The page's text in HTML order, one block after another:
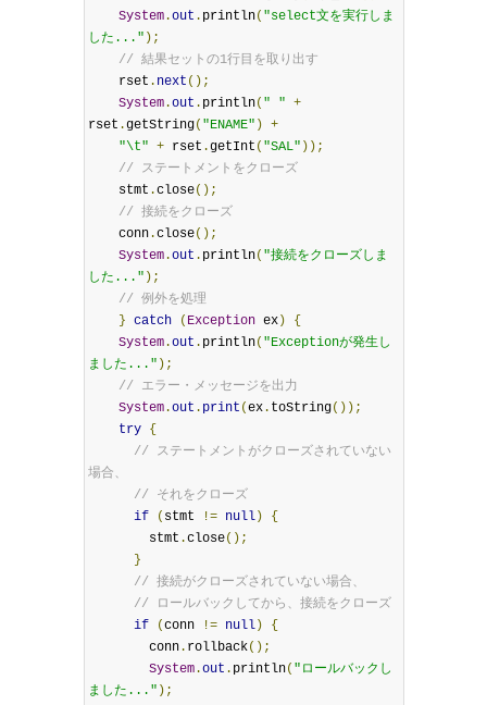
System.out . println( "select文を実行しま
した..." );
// 結果セットの1行目を取り出す
    rset
. next ();
System.out . println( " " +
rset .getString( "ENAME" ) +
"\t" + rset .getInt ( "SAL" ));
// ステートメントをクローズ
    stmt
.close();
// 接続をクローズ
    conn
.close();
System.out . println( "接続をクローズしま
した..." );
// 例外を処理
} catch ( Exception ex)
{
System.out . println( "Exceptionが発生し
ました..." );
// エラー・メッセージを出力
System.out . print (ex. toString());
try
{
// ステートメントがクローズされていない
場合、
// それをクローズ
if
( stmt != null)
{
        stmt
.close();
}
// 接続がクローズされていない場合、
// ロールバックしてから、接続をクローズ
if
(conn != null)
{
        conn
. rollback();
System.out . println( "ロールバックし
ました..." );